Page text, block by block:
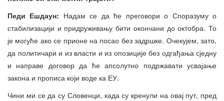
Педи Ешдаун: Надам се да ће преговори о Споразуму о
стабилизацији и придруживању бити окончани до октобра. То
је могуће ако се прионе на посао без задршке. Очекујем, зато,
да политичари и из власти и из опозиције без одгађања сједну
и направе договор да ће апсолутно подржавати усвајање
закона и прописа који воде ка ЕУ.
Чини ми се да су Словенци, када су кренули на овај пут, пред